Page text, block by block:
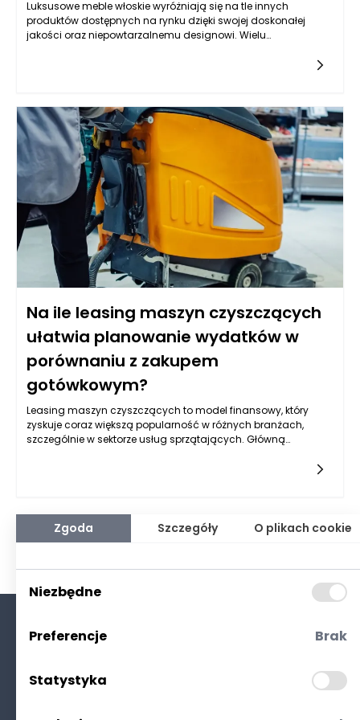
Luksusowe meble włoskie wyróżniają się na tle innych
produktów dostępnych na rynku dzięki swojej doskonałej
jakości oraz niepowtarzalnemu designowi. Wielu
metod produkcji, luksusowe meble są także efektem
współpracy z utalentowanymi projektantami, którzy potrafią w
sposób harmonijny połączyć klasykę z nowoczesnością.
Wysokiej jakości materiały, takie jak drewno dębowe,
mahoniowe czy skórzane obicia, są normą w luksusowych
kolekcjach. To sprawia, że eleganckie meble nie tylko dobrze
się prezentują, ale także są trwałe i funkcjonalne, co jest
kluczowe, gdy mówimy o kindze wartościowych inwestycjach
do wnętrz.
Na ile leasing maszyn czyszczących
ułatwia planowanie wydatków w
porównaniu z zakupem
gotówkowym?
Leasing maszyn czyszczących to model finansowy, który
zyskuje coraz większą popularność w różnych branżach,
szczególnie w sektorze usług sprzątających. Główną
płynność finansową firmy. W przypadku zakupu maszyny
czyszczącej za gotówkę, przedsiębiorca zmuszony jest do
jednorazowej inwestycji, co może znacząco obciążyć budżet,
wydatki operacyjne. Leasing staje się więc znacznie bardziej
elastyczną formą finansowania, umożliwiając mniejsze
obciążenie finansowe w krótkim okresie.
Polityka prywatności
Zgoda Szczegóły O plikach cookie
Niezbędne
Preferencje Brak
Statystyka